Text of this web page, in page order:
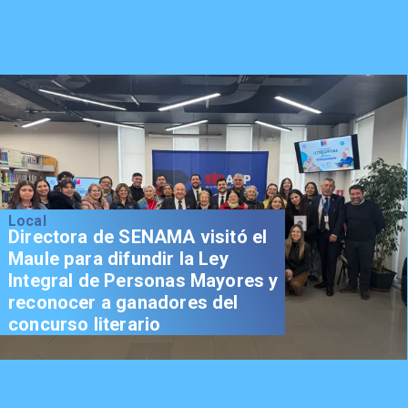
Local
Directora de SENAMA visitó el
Maule para difundir la Ley
Integral de Personas Mayores y
reconocer a ganadores del
concurso literario